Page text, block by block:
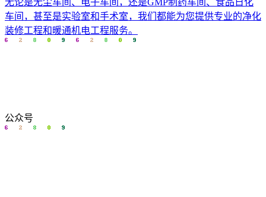
车间，甚至是实验室和手术室，我们都能为您提供专业的净化
装修工程和暖通机电工程服务。
公众号